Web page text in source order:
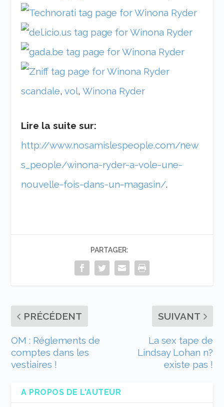
scandale,vol,Winona Ryder
Lire la suite sur:
http://www.nosamislespeople.com/new
s_people/winona-ryder-a-vole-une-
nouvelle-fois-dans-un-magasin/.
PARTAGER:
PRÉCÉDENT
OM : Réglements de
comptes dans les
vestiaires !
SUIVANT
La sex tape de
Lindsay Lohan n?
existe pas !
A PROPOS DE L'AUTEUR